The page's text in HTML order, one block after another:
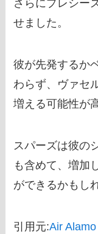
さらにプレシー
せました。
彼が先発するか
わらず、ヴァセ
増える可能性が
スパーズは彼の
も含めて、増加
ができるかもし
引用元:Air Alamo